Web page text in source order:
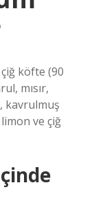
köfte (90
mısır,
kavrulmuş
ve çiğ